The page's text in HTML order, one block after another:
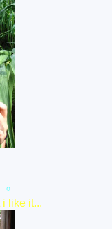
like it...